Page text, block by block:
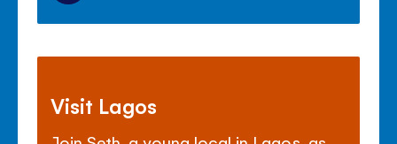
Visit Lagos